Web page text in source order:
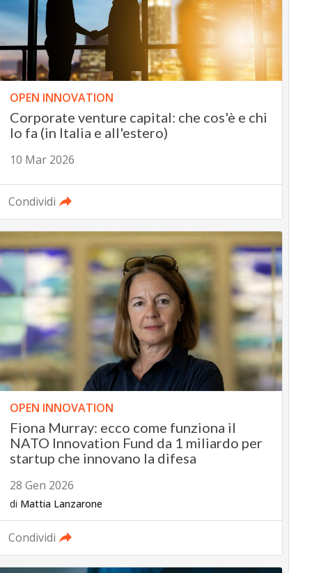
OPEN INNOVATION
Corporate venture capital: che cos'è e chi
lo fa (in Italia e all'estero)
10 Mar 2026
Condividi
OPEN INNOVATION
Fiona Murray: ecco come funziona il
NATO Innovation Fund da 1 miliardo per
startup che innovano la difesa
28 Gen 2026
di Mattia Lanzarone
Condividi